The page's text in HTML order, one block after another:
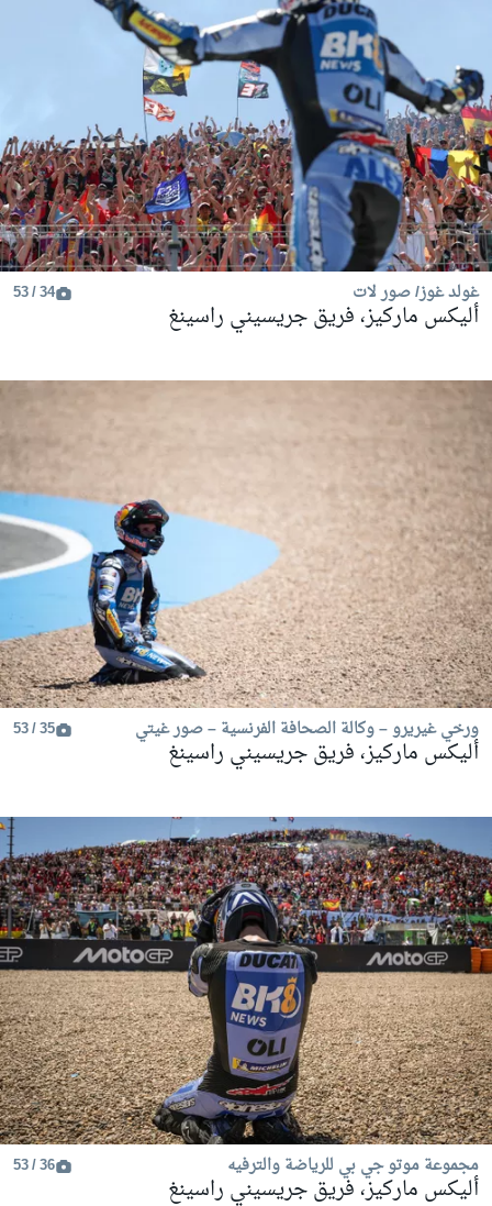
غولد غوز/ صور لات 34 / 53
أليكس ماركيز، فريق جريسيني راسينغ
ورخي غيريرو – وكالة الصحافة الفرنسية – صور غيتي 35 / 53
أليكس ماركيز، فريق جريسيني راسينغ
مجموعة موتو جي بي للرياضة والترفيه 36 / 53
أليكس ماركيز، فريق جريسيني راسينغ